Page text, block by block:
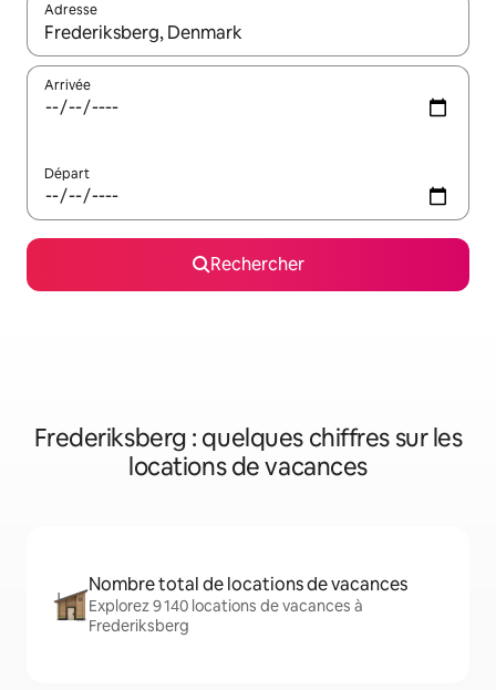
Adresse
Lorsque les résultats s'affichent, utilisez les flèches vers le
Arrivée
Départ
Rechercher
Frederiksberg : quelques chiffres sur les
locations de vacances
Nombre total de locations de vacances
Explorez 9 140 locations de vacances à
Frederiksberg